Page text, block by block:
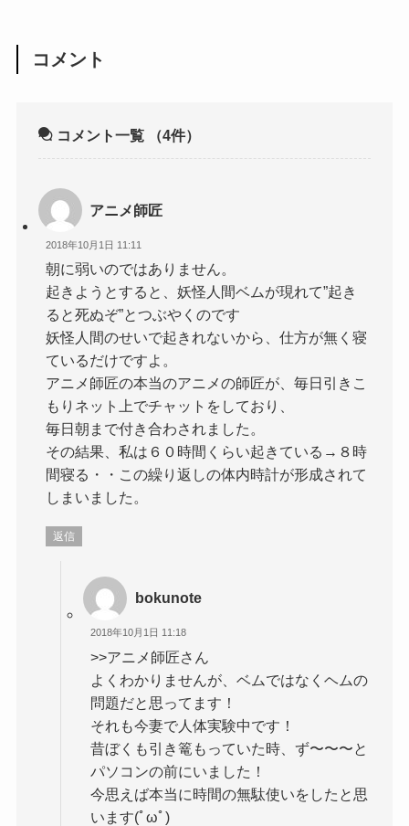
コメント
コメント一覧 （4件）
アニメ師匠
2018年10月1日 11:11
朝に弱いのではありません。
起きようとすると、妖怪人間ベムが現れて”起き
ると死ぬぞ”とつぶやくのです
妖怪人間のせいで起きれないから、仕方が無く寝
ているだけですよ。
アニメ師匠の本当のアニメの師匠が、毎日引きこ
もりネット上でチャットをしており、
毎日朝まで付き合わされました。
その結果、私は６０時間くらい起きている→８時
間寝る・・この繰り返しの体内時計が形成されて
しまいました。
返信
bokunote
2018年10月1日 11:18
>>アニメ師匠さん
よくわかりませんが、ベムではなくヘムの
問題だと思ってます！
それも今妻で人体実験中です！
昔ぼくも引き篭もっていた時、ず〜〜〜と
パソコンの前にいました！
今思えば本当に時間の無駄使いをしたと思
います(ﾟωﾟ)